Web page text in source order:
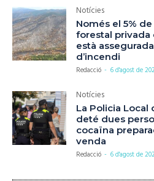
Notícies
Només el 5%
forestal privada
està
d’incendi
Redacció - 6 d'agost de
Notícies
La Policia Local
deté dues
cocaïna
venda
Redacció - 6 d'agost de